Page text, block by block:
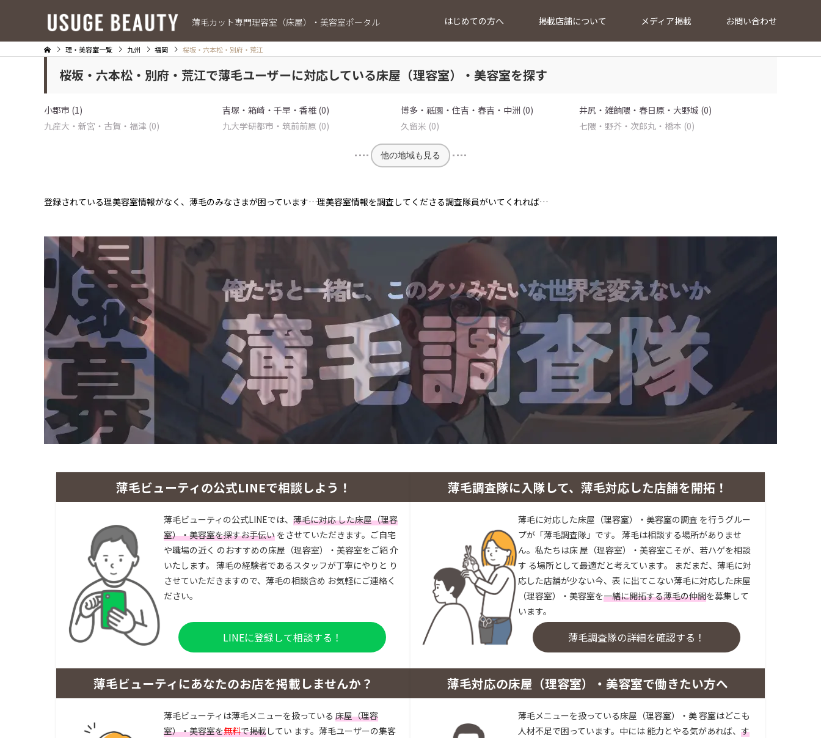
薄毛カット専門理容室（床屋）・美容室ポータル はじめての方へ 掲載店舗について メディア掲載 お問い合わせ
理・美容室一覧 九州 福岡 桜坂・六本松・別府・荒江
桜坂・六本松・別府・荒江で薄毛ユーザーに対応している床屋（理容室）・美容室を探す
小郡市 (1) 吉塚・箱崎・千早・香椎 (0) 博多・祇園・住吉・春吉・中洲 (0)
井尻・雑餉隈・春日原・大野城 (0)
九産大・新宮・古賀・福津 (0)
九大学研都市・筑前前原 (0) 久留米 (0) 七隈・野芥・次郎丸・橋本 (0)
他の地域も見る
登録されている理美容室情報がなく、薄毛のみなさまが困っています…理美容室情報を調査してくださる調査隊員がいてくれれば…
薄毛ビューティの公式LINEで相談しよう！
薄毛ビューティの公式LINEでは、 薄毛に対応 した床屋（理容
室）・美容室を探すお手伝い をさせていただきます。ご自宅
や職場の近く のおすすめの床屋（理容室）・美容室をご紹 介
いたします。 薄毛の経験者であるスタッフが丁寧にやりと り
させていただきますので、薄毛の相談含め お気軽にご連絡く
ださい。
LINEに登録して相談する！
薄毛調査隊に入隊して、薄毛対応した店舗を開拓！
薄毛に対応した床屋（理容室）・美容室の調査 を行うグルー
プが「薄毛調査隊」です。 薄毛は相談する場所がありませ
ん。私たちは床 屋（理容室）・美容室こそが、若ハゲを相談
す る場所として最適だと考えています。 まだまだ、薄毛に対
応した店舗が少ない今、表 に出てこない薄毛に対応した床屋
（理容室）・美容室を一緒に開拓する薄毛の仲間を募集して
います。
薄毛調査隊の詳細を確認する！
薄毛ビューティにあなたのお店を掲載しませんか？
薄毛ビューティは薄毛メニューを扱っている 床屋（理容
室）・美容室を無料で掲載してい ます。薄毛ユーザーの集客
薄毛対応の床屋（理容室）・美容室で働きたい方へ
薄毛メニューを扱っている床屋（理容室）・美 容室はどこも
人材不足で困っています。中には 能力とやる気があれば、 す